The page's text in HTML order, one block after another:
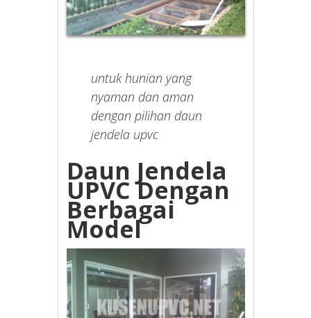
untuk hunian yang
nyaman dan aman
dengan pilihan daun
jendela upvc
Daun Jendela
UPVC Dengan
Berbagai
Model